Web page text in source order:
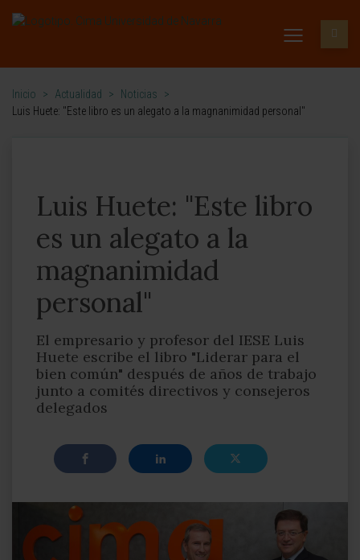
Inicio > Actualidad > Noticias
>
Luis Huete: "Este libro es un alegato a la magnanimidad personal"
Luis Huete: "Este libro
es un alegato a la
magnanimidad
personal"
El empresario y profesor del IESE Luis
Huete escribe el libro "Liderar para el
bien común" después de años de trabajo
junto a comités directivos y consejeros
delegados